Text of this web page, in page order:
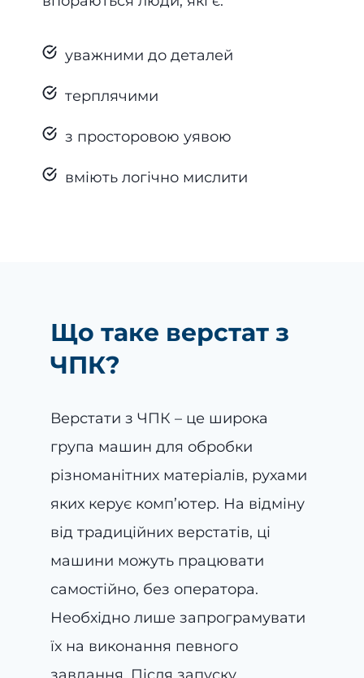
уважними до деталей
терплячими
з просторовою уявою
вміють логічно мислити
Що таке верстат з
ЧПК?
Верстати з ЧПК – це широка
група машин для обробки
різноманітних матеріалів, рухами
яких керує комп’ютер. На відміну
від традиційних верстатів, ці
машини можуть працювати
самостійно, без оператора.
Необхідно лише запрограмувати
їх на виконання певного